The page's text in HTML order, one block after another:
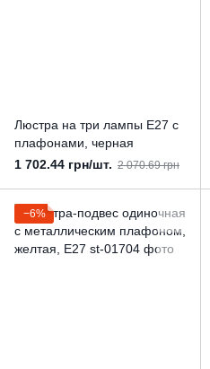
Люстра на три лампы Е27 с
плафонами, черная
1 702.44 грн/шт. 2 070.69 грн
−6%